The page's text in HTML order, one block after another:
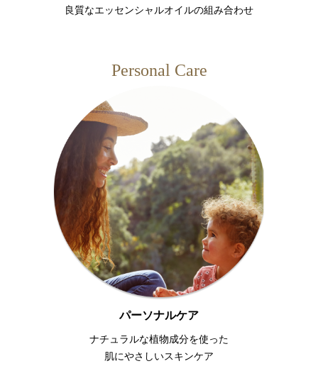
良質なエッセンシャルオイルの組み合わせ
Personal Care
パーソナルケア
ナチュラルな植物成分を使った
肌にやさしいスキンケア